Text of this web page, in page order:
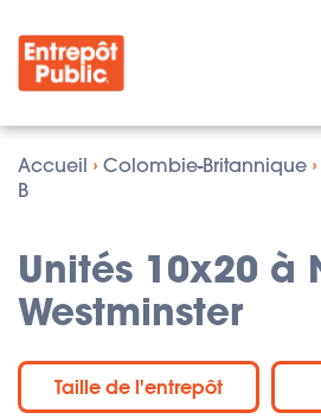
Accueil › Colombie-Britannique ›
B
Unités 10x20 à
Westminster
Taille de l'entrepôt